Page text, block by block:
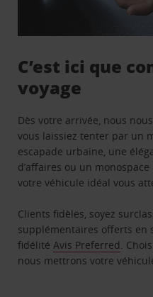
C’est ici que
voyage
Dès votre arrivée, nous
vous laissiez tenter par un
escapade urbaine, une
d’affaires ou un
votre véhicule idéal vous
Clients fidèles, soyez
supplémentaires offerts en
fidélité Avis Preferred .
nous mettrons votre